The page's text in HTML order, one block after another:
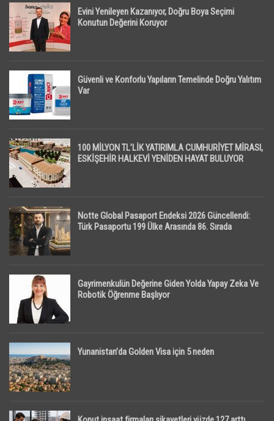
Evini Yenileyen Kazanıyor, Doğru Boya Seçimi
Konutun Değerini Koruyor
Güvenli ve Konforlu Yapıların Temelinde Doğru Yalıtım
Var
100 MİLYON TL’LİK YATIRIMLA CUMHURİYET MİRASI,
ESKİŞEHİR HALKEVİ YENİDEN HAYAT BULUYOR
Notte Global Pasaport Endeksi 2026 Güncellendi:
Türk Pasaportu 199 Ülke Arasında 86. Sırada
Gayrimenkulün Değerine Giden Yolda Yapay Zeka Ve
Robotik Öğrenme Başlıyor
Yunanistan’da Golden Visa için 5 neden